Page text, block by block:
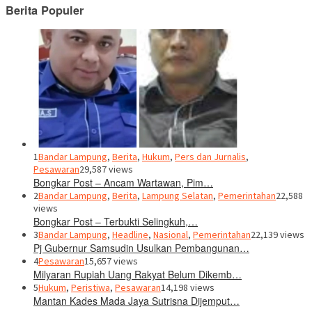
Berita Populer
1Bandar Lampung, Berita, Hukum, Pers dan Jurnalis,
Pesawaran29,587 views
Bongkar Post – Ancam Wartawan, Pim…
2Bandar Lampung, Berita, Lampung Selatan, Pemerintahan22,588
views
Bongkar Post – Terbukti Selingkuh,…
3Bandar Lampung, Headline, Nasional, Pemerintahan22,139 views
Pj Gubernur Samsudin Usulkan Pembangunan…
4Pesawaran15,657 views
Milyaran Rupiah Uang Rakyat Belum Dikemb…
5Hukum, Peristiwa, Pesawaran14,198 views
Mantan Kades Mada Jaya Sutrisna Dijemput…